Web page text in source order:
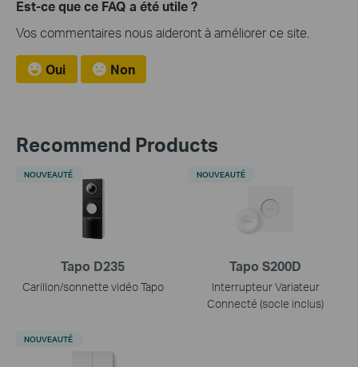
Est-ce que ce FAQ a été utile ?
Vos commentaires nous aideront à améliorer ce site.
Oui Non
Recommend Products
Tapo D235
Carillon/sonnette vidéo Tapo
NOUVEAUTÉ
Tapo S200D
Interrupteur Variateur
Connecté (socle inclus)
NOUVEAUTÉ
NOUVEAUTÉ